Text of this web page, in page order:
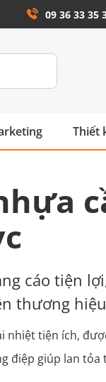
09 36 33 35
Thiết
cáo tiện
thương hiệu
nhiệt tiện ích,
điệp giúp lan